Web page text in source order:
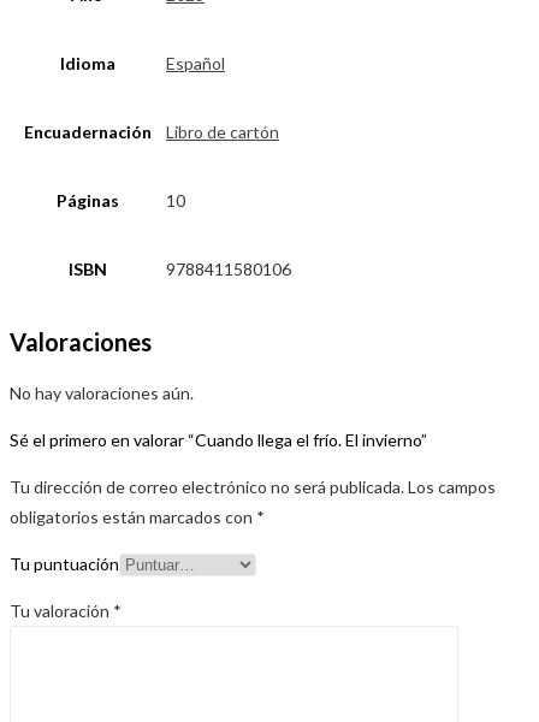
Idioma Español
Encuadernación Libro de cartón
Páginas 10
ISBN 9788411580106
Valoraciones
No hay valoraciones aún.
Sé el primero en valorar “Cuando llega el frío. El invierno”
Tu dirección de correo electrónico no será publicada.Los campos
obligatorios están marcados con *
Tu puntuación
Tu valoración *